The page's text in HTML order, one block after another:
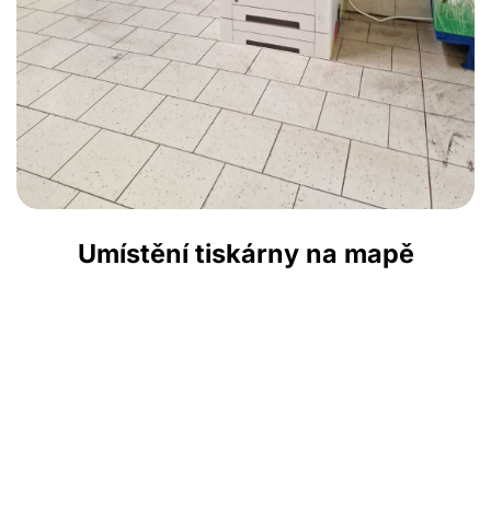
Umístění tiskárny na mapě